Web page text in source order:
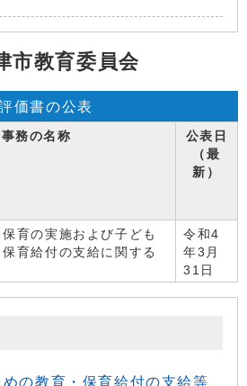
市教育委員会
価書の公表
事務の名称
公表日
（最
新）
育の実施および子ども
育給付の支給に関する
令和4
年3月
31日
の教育・保育給付の支給等